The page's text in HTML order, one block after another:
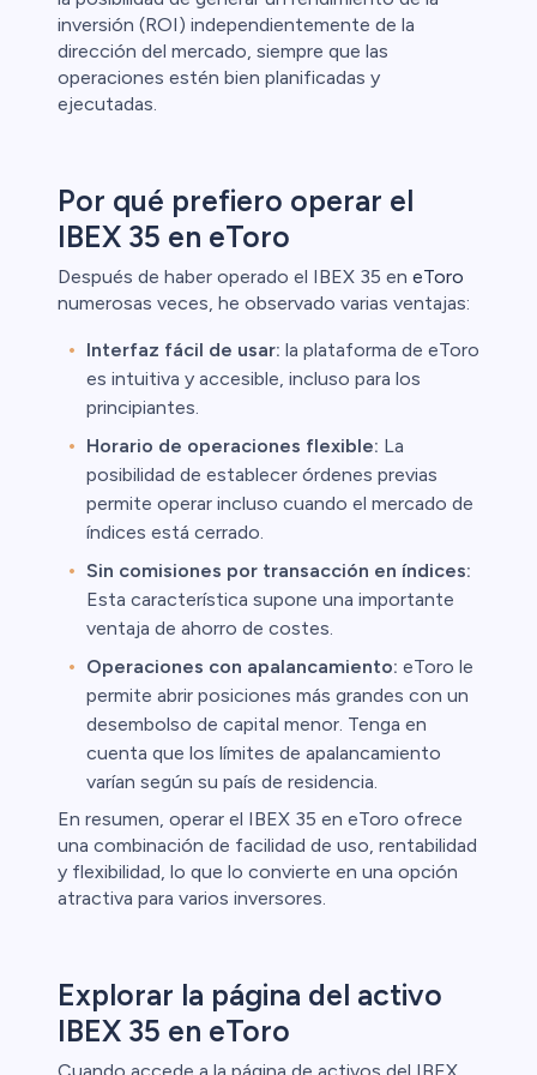
inversión (ROI) independientemente de la
dirección del mercado, siempre que las
operaciones estén bien planificadas y
ejecutadas.
Por qué prefiero operar el
IBEX 35 en eToro
Después de haber operado el IBEX 35 en eToro
numerosas veces, he observado varias ventajas:
Interfaz fácil de usar: la plataforma de eToro
es intuitiva y accesible, incluso para los
principiantes.
Horario de operaciones flexible: La
posibilidad de establecer órdenes previas
permite operar incluso cuando el mercado de
índices está cerrado.
Sin comisiones por transacción en índices:
Esta característica supone una importante
ventaja de ahorro de costes.
Operaciones con apalancamiento: eToro le
permite abrir posiciones más grandes con un
desembolso de capital menor. Tenga en
cuenta que los límites de apalancamiento
varían según su país de residencia.
En resumen, operar el IBEX 35 en eToro ofrece
una combinación de facilidad de uso, rentabilidad
y flexibilidad, lo que lo convierte en una opción
atractiva para varios inversores.
Explorar la página del activo
IBEX 35 en eToro